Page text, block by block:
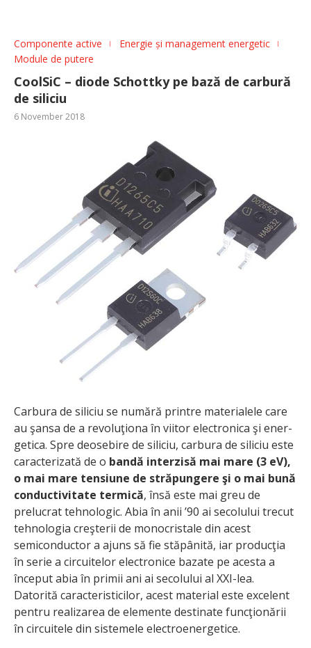
Componente active
Energie și management energetic
Module de putere
CoolSiC – diode Schottky pe bază de carbură
de siliciu
6 November 2018
Carbura de siliciu se numără printre materialele care
au şansa de a revoluţiona în viitor electronica şi ener­
getica. Spre deosebire de siliciu, carbura de siliciu este
caracterizată de o bandă interzisă mai mare (3 eV),
o mai mare tensiune de străpungere şi o mai bună
conductivitate termică, însă este mai greu de
prelucrat tehnologic. Abia în anii ’90 ai secolului trecut
tehnologia creşterii de mono­cristale din acest
semiconductor a ajuns să fie stăpânită, iar producţia
în serie a circuitelor electronice bazate pe acesta a
început abia în primii ani ai secolului al XXI-lea.
Datorită caracteristicilor, acest material este excelent
pentru realizarea de elemente destinate funcţionării
în circuitele din sistemele electroenergetice.